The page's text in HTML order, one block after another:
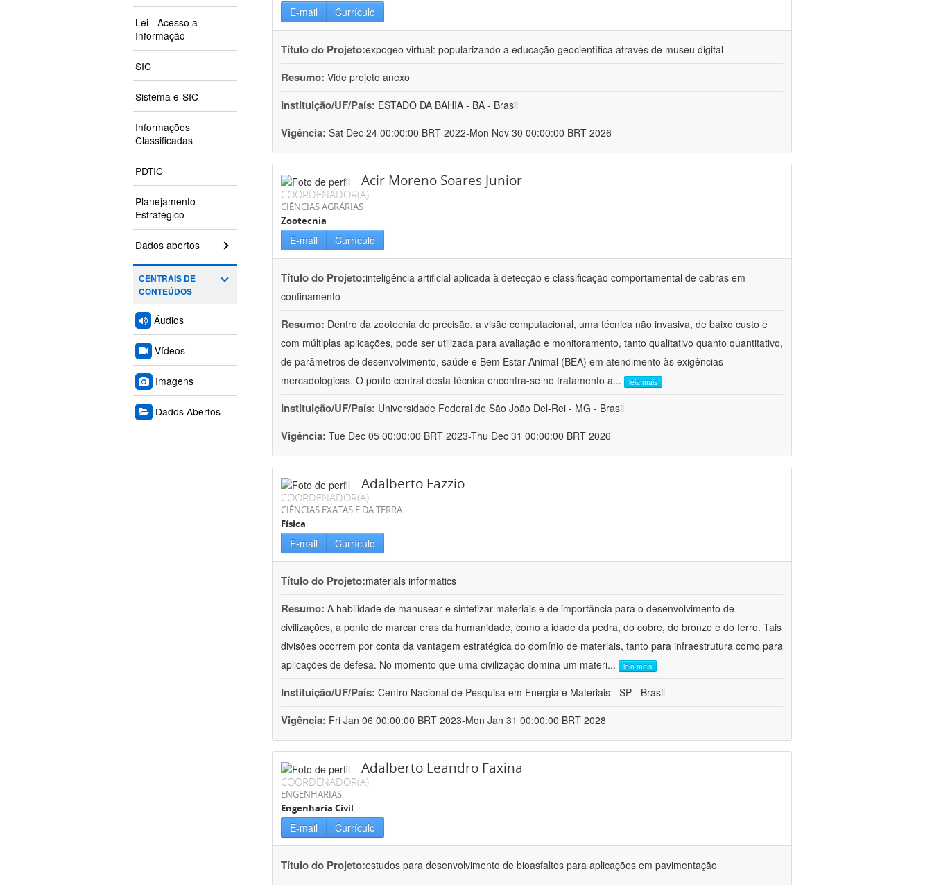
Lei - Acesso a
Informação
SIC
Sistema e-SIC
Informações
Classificadas
PDTIC
Planejamento
Estratégico
Dados abertos
CENTRAIS DE
CONTEÚDOS
Áudios
Vídeos
Imagens
Dados Abertos
E-mail Currículo
Título do Projeto:expogeo virtual: popularizando a educação geocientífica através de museu digital
Resumo: Vide projeto anexo
Instituição/UF/País: ESTADO DA BAHIA - BA - Brasil
Vigência: Sat Dec 24 00:00:00 BRT 2022-Mon Nov 30 00:00:00 BRT 2026
Acir Moreno Soares Junior
COORDENADOR(A)
CIÊNCIAS AGRÁRIAS
Zootecnia
E-mail Currículo
Título do Projeto:inteligência artificial aplicada à detecção e classificação comportamental de cabras em
confinamento
Resumo: Dentro da zootecnia de precisão, a visão computacional, uma técnica não invasiva, de baixo custo e
com múltiplas aplicações, pode ser utilizada para avaliação e monitoramento, tanto qualitativo quanto quantitativo,
de parâmetros de desenvolvimento, saúde e Bem Estar Animal (BEA) em atendimento às exigências
mercadológicas. O ponto central desta técnica encontra-se no tratamento a... leia mais
Instituição/UF/País: Universidade Federal de São João Del-Rei - MG - Brasil
Vigência: Tue Dec 05 00:00:00 BRT 2023-Thu Dec 31 00:00:00 BRT 2026
Adalberto Fazzio
COORDENADOR(A)
CIÊNCIAS EXATAS E DA TERRA
Física
E-mail Currículo
Título do Projeto:materials informatics
Resumo: A habilidade de manusear e sintetizar materiais é de importância para o desenvolvimento de
civilizações, a ponto de marcar eras da humanidade, como a idade da pedra, do cobre, do bronze e do ferro. Tais
divisões ocorrem por conta da vantagem estratégica do domínio de materiais, tanto para infraestrutura como para
aplicações de defesa. No momento que uma civilização domina um materi... leia mais
Instituição/UF/País: Centro Nacional de Pesquisa em Energia e Materiais - SP - Brasil
Vigência: Fri Jan 06 00:00:00 BRT 2023-Mon Jan 31 00:00:00 BRT 2028
Adalberto Leandro Faxina
COORDENADOR(A)
ENGENHARIAS
Engenharia Civil
E-mail Currículo
Título do Projeto:estudos para desenvolvimento de bioasfaltos para aplicações em pavimentação